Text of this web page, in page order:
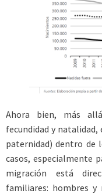
Ahora bien, más
fecundidad y
paternidad) dentro de
casos, especialmente
migración está
familiares: hombres y